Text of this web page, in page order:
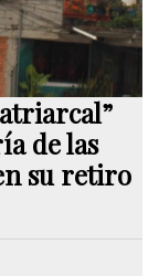
de las
su retiro